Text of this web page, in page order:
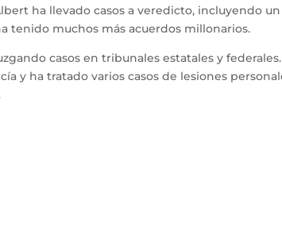
ha llevado casos a veredicto, incluyendo
tenido muchos más acuerdos millonarios.
casos en tribunales estatales y
y ha tratado varios casos de lesiones